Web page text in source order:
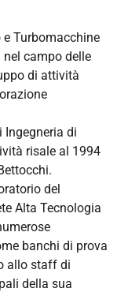
Turbomacchine
nel campo delle
di attività
Ingegneria di
risale al 1994
del
Alta Tecnologia
banchi di prova
allo staff di
della sua